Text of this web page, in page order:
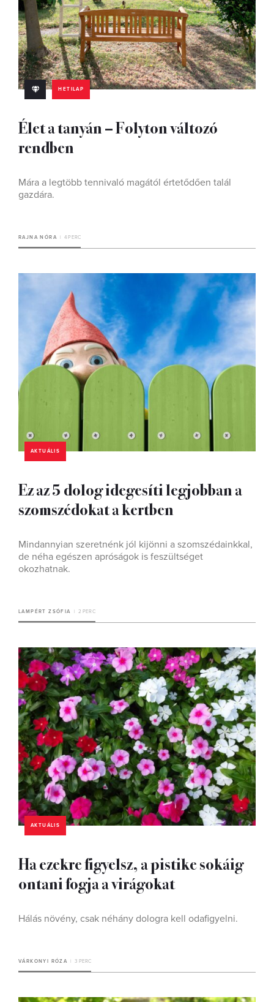
HETILAP
Élet a tanyán – Folyton változó
rendben
Mára a legtöbb tennivaló magától értetődően talál
gazdára.
RAJNA NÓRA 4 PERC
AKTUÁLIS
Ez az 5 dolog idegesíti legjobban a
szomszédokat a kertben
Mindannyian szeretnénk jól kijönni a szomszédainkkal,
de néha egészen apróságok is feszültséget
okozhatnak.
LAMPÉRT ZSÓFIA 2 PERC
AKTUÁLIS
Ha ezekre figyelsz, a pistike sokáig
ontani fogja a virágokat
Hálás növény, csak néhány dologra kell odafigyelni.
VÁRKONYI RÓZA 3 PERC